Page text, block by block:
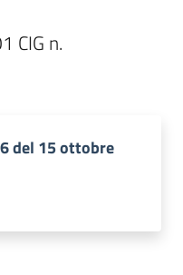
CIG n.
del 15 ottobre